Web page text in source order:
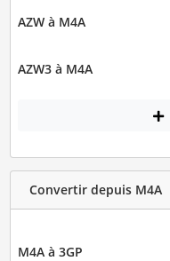
AZW à M4A
AZW3 à M4A
Convertir depuis M4A
M4A à 3GP